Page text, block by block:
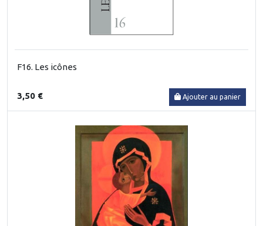
F16. Les icônes
3,50 € Ajouter au panier